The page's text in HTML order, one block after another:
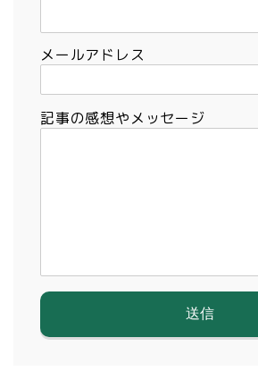
メールアドレス
記事の感想やメッセージ